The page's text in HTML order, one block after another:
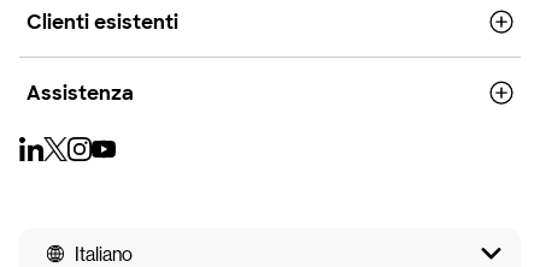
Clienti esistenti
Assistenza
Italiano